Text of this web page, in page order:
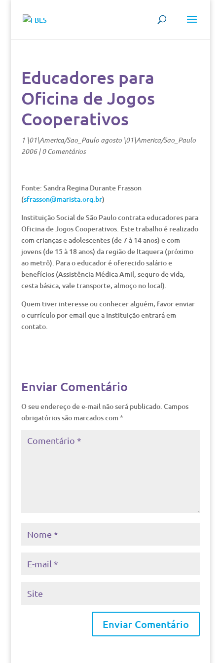
Educadores para
Oficina de Jogos
Cooperativos
1 \01\America/Sao_Paulo agosto \01\America/Sao_Paulo
2006|0 Comentários
Fonte: Sandra Regina Durante Frasson
(sfrasson@marista.org.br)
Instituição Social de São Paulo contrata educadores para
Oficina de Jogos Cooperativos. Este trabalho é realizado
com crianças e adolescentes (de 7 à 14 anos) e com
jovens (de 15 à 18 anos) da região de Itaquera (próximo
ao metrô). Para o educador é oferecido salário e
benefícios (Assistência Médica Amil, seguro de vida,
cesta básica, vale transporte, almoço no local).
Quem tiver interesse ou conhecer alguém, favor enviar
o currículo por email que a Instituição entrará em
contato.
Enviar Comentário
O seu endereço de e-mail não será publicado. Campos
obrigatórios são marcados com *